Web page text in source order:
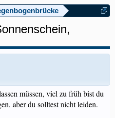
müssen, viel zu früh bist du
aber du solltest nicht leiden.